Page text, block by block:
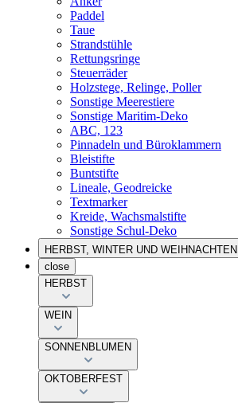
Paddel
Taue
Strandstühle
Rettungsringe
Steuerräder
Holzstege, Relinge, Poller
Sonstige Meerestiere
Sonstige Maritim-Deko
ABC, 123
Pinnadeln und Büroklammern
Bleistifte
Buntstifte
Lineale, Geodreicke
Textmarker
Kreide, Wachsmalstifte
Sonstige Schul-Deko
HERBST, WINTER UND WEIHNACHTEN
close
HERBST
WEIN
SONNENBLUMEN
OKTOBERFEST